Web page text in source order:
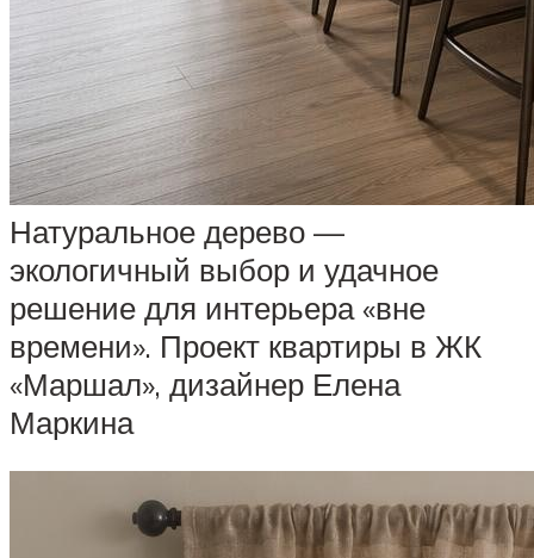
Натуральное дерево —
экологичный выбор и удачное
решение для интерьера «вне
времени». Проект квартиры в ЖК
«Маршал», дизайнер Елена
Маркина